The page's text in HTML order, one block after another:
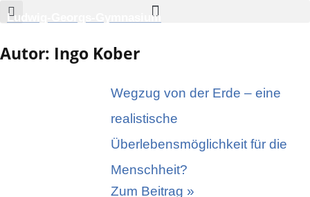
Zum
springen
Ludwig-Georgs-Gymnasium
Autor: Ingo Kober
Wegzug von der Erde – eine
realistische
Überlebensmöglichkeit für die
Menschheit?
Zum Beitrag »